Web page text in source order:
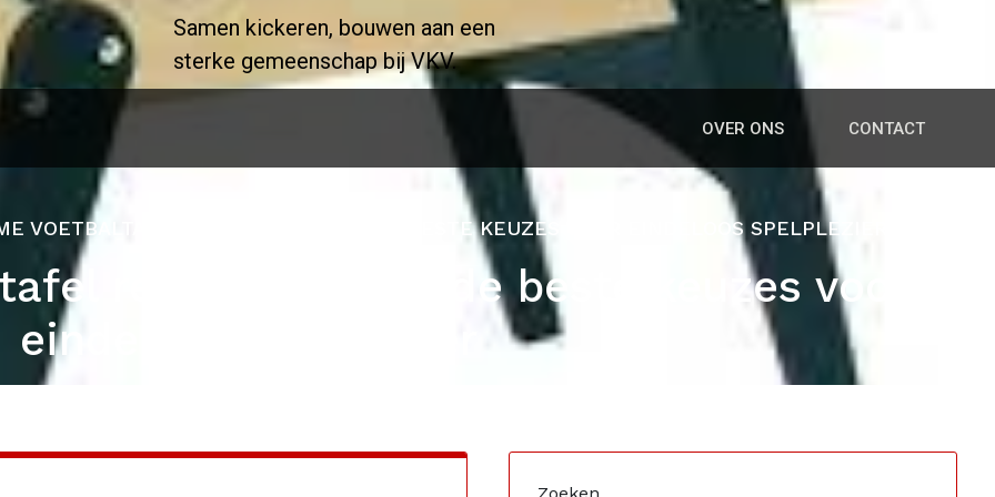
Samen kickeren, bouwen aan een
sterke gemeenschap bij VKV.
OVER ONS CONTACT
VOETBALTAFEL REVIEW: ONTDEK DE BESTE KEUZES VOOR EINDELOOS SPELPLEZIER
review: Ontdek de beste keuzes voor
eindeloos spelplezier